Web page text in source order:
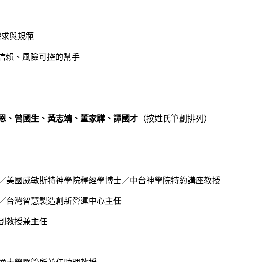
與規範
賴、風險可控的幫手
、曾國生、黃志靖、董家驊、譚國才 （按姓氏筆劃排列）
美國威敏斯特神學院釋經學博士／中台神學院特約講座教授
台灣智慧製造創新營運中心主任
教授兼主任